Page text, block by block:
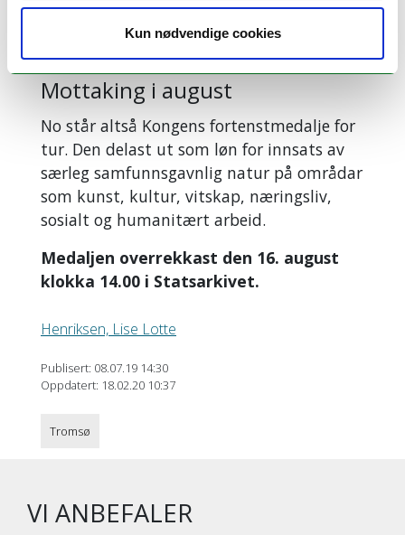
Kun nødvendige cookies
Den utrulege historia kan lesast her.
Mottaking i august
No står altså Kongens fortenstmedalje for
tur. Den delast ut som løn for innsats av
særleg samfunnsgavnlig natur på områdar
som kunst, kultur, vitskap, næringsliv,
sosialt og humanitært arbeid.
Medaljen overrekkast den 16. august
klokka 14.00 i Statsarkivet.
Henriksen, Lise Lotte
Publisert: 08.07.19 14:30
Oppdatert: 18.02.20 10:37
Tromsø
VI ANBEFALER